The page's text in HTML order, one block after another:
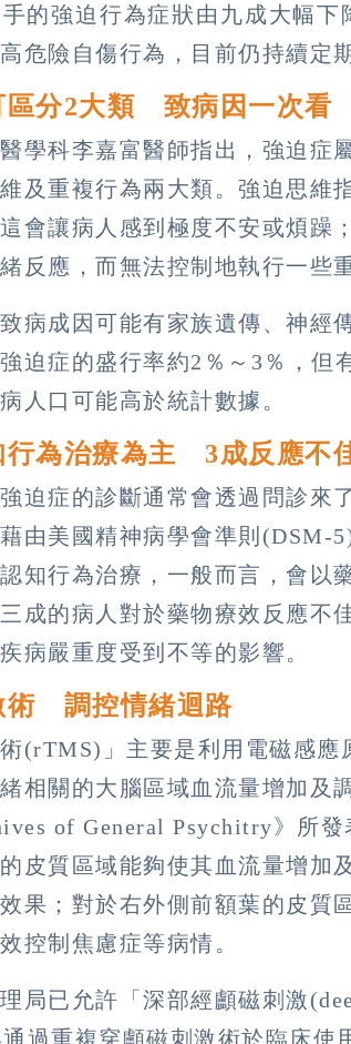
的強迫行為症狀由九成大幅
危險自傷行為，目前仍持續定
區分2大類 致病因一次看
學科李嘉富醫師指出，強迫症
及重複行為兩大類。強迫思維
會讓病人感到極度不安或煩躁
反應，而無法控制地執行一些
病成因可能有家族遺傳、神經
迫症的盛行率約2％～3％，但
人口可能高於統計數據。
行為治療為主 3成反應不
迫症的診斷通常會透過問診來
由美國精神病學會準則(DSM-
知行為治療，一般而言，會以
成的病人對於藥物療效反應不
病嚴重度受到不等的影響。
術 調控情緒迴路
術(rTMS)」主要是利用電磁感
相關的大腦區域血流量增加及
of General Psychitry》所
皮質區域能夠使其血流量增加
果；對於右外側前額葉的皮質
控制焦慮症等病情。
局已允許「深部經顱磁刺激
過重複穿顱磁刺激術於臨床使